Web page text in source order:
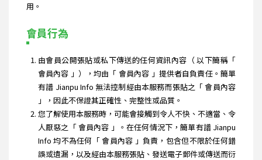
用。
會員行為
由會員公開張貼或私下傳送的任何資訊內容（ 以下簡稱「
會員內容 」），均由「 會員內容 」提供者自負責任。簡單
有譜 Jianpu Info 無法控制經由本服務而張貼之「 會員內容
」，因此不保證其正確性、完整性或品質。
您了解使用本服務時，可能會接觸到令人不快、不適當、令
人厭惡之「 會員內容 」。在任何情況下，簡單有譜 Jianpu
Info 均不為任何「 會員內容 」負責，包含但不限於任何錯
誤或遺漏，以及經由本服務張貼、發送電子郵件或傳送而衍